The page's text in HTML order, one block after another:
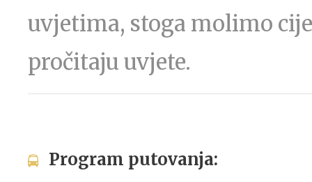
uvjetima, stoga molimo
pročitaju uvjete.
Program putovanja: